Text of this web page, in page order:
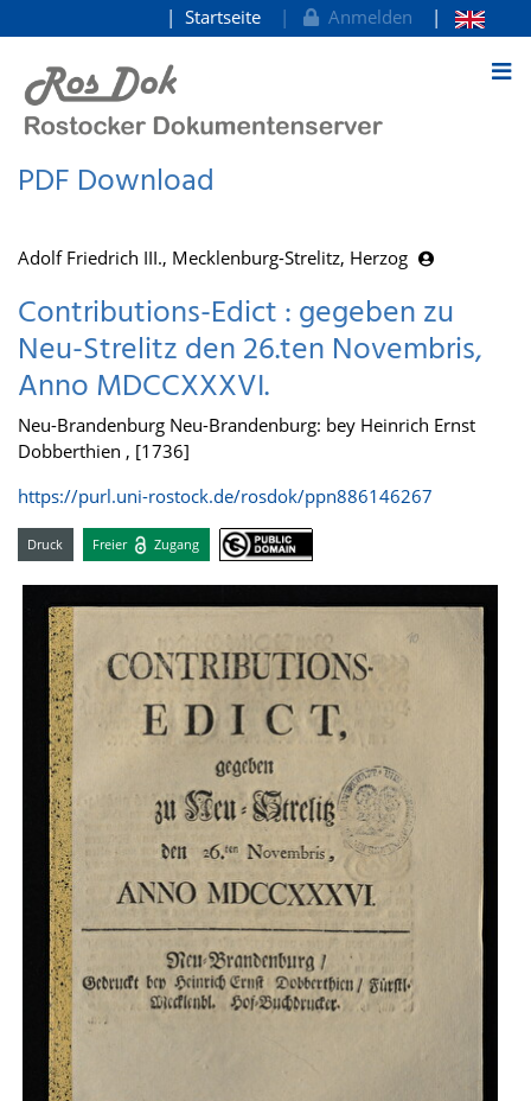
zum Inhalt
Startseite Anmelden
PDF Download
Adolf Friedrich III., Mecklenburg-Strelitz, Herzog
Contributions-Edict : gegeben zu
Neu-Strelitz den 26.ten Novembris,
Anno MDCCXXXVI.
Neu-Brandenburg Neu-Brandenburg: bey Heinrich Ernst
Dobberthien , [1736]
https://purl.uni-rostock.de/rosdok/ppn886146267
Druck Freier Zugang